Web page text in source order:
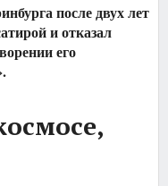
после двух лет
и отказал
его